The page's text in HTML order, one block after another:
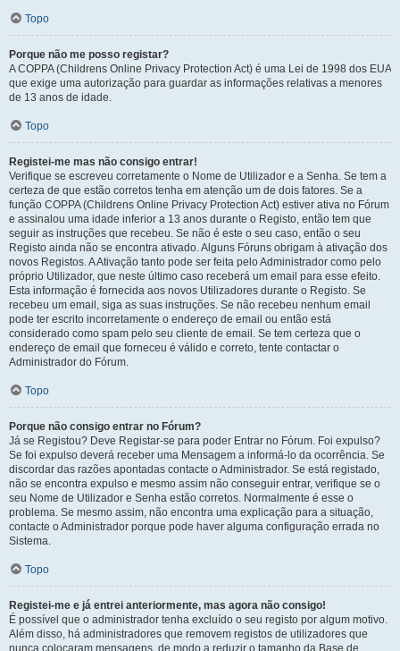
Topo
Porque não me posso registar?
A COPPA (Childrens Online Privacy Protection Act) é uma Lei de 1998 dos EUA
que exige uma autorização para guardar as informações relativas a menores
de 13 anos de idade.
Topo
Registei-me mas não consigo entrar!
Verifique se escreveu corretamente o Nome de Utilizador e a Senha. Se tem a
certeza de que estão corretos tenha em atenção um de dois fatores. Se a
função COPPA (Childrens Online Privacy Protection Act) estiver ativa no Fórum
e assinalou uma idade inferior a 13 anos durante o Registo, então tem que
seguir as instruções que recebeu. Se não é este o seu caso, então o seu
Registo ainda não se encontra ativado. Alguns Fóruns obrigam à ativação dos
novos Registos. A Ativação tanto pode ser feita pelo Administrador como pelo
próprio Utilizador, que neste último caso receberá um email para esse efeito.
Esta informação é fornecida aos novos Utilizadores durante o Registo. Se
recebeu um email, siga as suas instruções. Se não recebeu nenhum email
pode ter escrito incorretamente o endereço de email ou então está
considerado como spam pelo seu cliente de email. Se tem certeza que o
endereço de email que forneceu é válido e correto, tente contactar o
Administrador do Fórum.
Topo
Porque não consigo entrar no Fórum?
Já se Registou? Deve Registar-se para poder Entrar no Fórum. Foi expulso?
Se foi expulso deverá receber uma Mensagem a informá-lo da ocorrência. Se
discordar das razões apontadas contacte o Administrador. Se está registado,
não se encontra expulso e mesmo assim não conseguir entrar, verifique se o
seu Nome de Utilizador e Senha estão corretos. Normalmente é esse o
problema. Se mesmo assim, não encontra uma explicação para a situação,
contacte o Administrador porque pode haver alguma configuração errada no
Sistema.
Topo
Registei-me e já entrei anteriormente, mas agora não consigo!
É possível que o administrador tenha excluído o seu registo por algum motivo.
Além disso, há administradores que removem registos de utilizadores que
nunca colocaram mensagens, de modo a reduzir o tamanho da Base de